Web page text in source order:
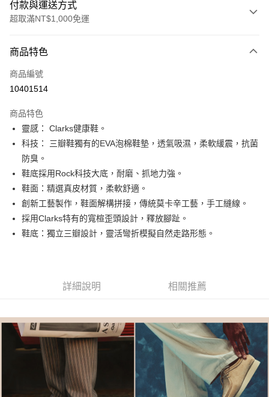
付款與運送方式
超取滿NT$1,000免運
信用卡一次付款
信用卡分期付款
合作金庫商業銀行
華南商業銀行
上海商業儲蓄銀行
台北富邦商業銀行
國泰世華商業銀行
臺灣中小企業銀行
台中商業銀行
匯豐（台灣）商業銀行
聯邦商業銀行
元大商業銀行
永豐商業銀行
玉山商業銀行
星展（台灣）商業銀行
台新國際商業銀行
中國信託商業銀行
LINE Pay
街口支付
AFTEE先享後付
相關說明
AFTEE先享後付是「在收到商品之後才付款」的支付方式。 讓您購物簡單
便利好安心！
１．簡單：不需註冊會員、不需綁卡、不需儲值。
２．便利：只要手機號碼，簡訊認證，即可結帳。
１．於結帳方式選擇「AFTEE先享後付」後，將跳轉至「AFTEE先享後付」
結帳頁面，進行簡訊認證並確認金額後，即可完成結帳。
ATM／網路銀行／等多元方式進行付款，方視為交易完成。
※ 請注意：結帳手續完成當下不需立刻繳費，但若您需要取消訂單，請聯絡
購買商品的店家。未經商家同意取消之訂單仍視為有效，需透過AFTEE先享
後付繳納相關費用。
※ 交易是否成功請以「AFTEE先享後付 」之結帳頁面顯示為準，若有關於
是否繳費成功／繳費後需取消欲退款等相關疑問，請聯繫「AFTEE先享後付
客戶支援中心」 https://netprotections.freshdesk.com/support/home
ATM付款
運送方式
付款後萊爾富取貨
付款後7-11取貨
每筆NT$80，滿NT$1,000(含以上)免運費
每筆NT$80，滿NT$1,000(含以上)免運費
商品特色
商品編號
10401514
商品特色
靈感： Clarks健康鞋。
科技： 三瓣鞋獨有的EVA泡棉鞋墊，透氣吸濕，柔軟緩震，抗菌
防臭。
鞋底採用Rock科技大底，耐磨、抓地力強。
鞋面：精選真皮材質，柔軟舒適。
創新工藝製作，鞋面解構拼接，傳統莫卡辛工藝，手工縫線。
採用Clarks特有的寬楦歪頭設計，釋放腳趾。
鞋底：獨立三瓣設計，靈活彎折模擬自然走路形態。
詳細說明 相關推薦